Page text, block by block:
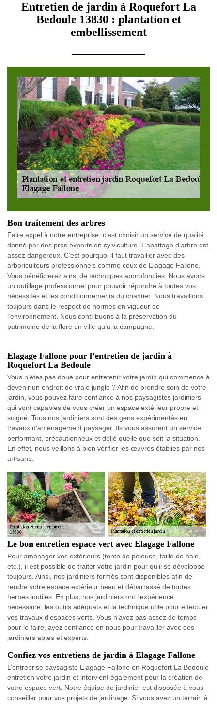
Entretien de jardin à Roquefort La
Bedoule 13830 : plantation et
embellissement
Bon traitement des arbres
Faire appel à notre entreprise, c’est choisir un service de qualité
donné par des pros experts en sylviculture. L’abattage d’arbre est
assez dangereux. C’est pourquoi il faut travailler avec des
arboriculteurs professionnels comme ceux de Elagage Fallone.
Vous bénéficierez ainsi de techniques approfondies. Nous avons
un outillage professionnel pour pouvoir répondre à toutes vos
nécessités et les conditionnements du chantier. Nous travaillons
toujours dans le respect de normes en vigueur de
l’environnement. Nous contribuons à la préservation du
patrimoine de la flore en ville qu’à la campagne.
Elagage Fallone pour l’entretien de jardin à
Roquefort La Bedoule
Vous n'êtes pas doué pour entretenir votre jardin qui commence à
devenir un endroit de vraie jungle ? Afin de prendre soin de votre
jardin, vous pouvez faire confiance à nos paysagistes jardiniers
qui sont capables de vous créer un espace extérieur propre et
soigné. Tous nos jardiniers sont des gens expérimentés en
travaux d'aménagement paysager. Ils vous assurent un service
performant, précautionneux et délié quelle que soit la situation.
En effet, nous veillons à bien vérifier les œuvres établies par nos
artisans.
Le bon entretien espace vert avec Elagage Fallone
Pour aménager vos extérieurs (tonte de pelouse, taille de haie,
etc.), il est possible de traiter votre jardin pour qu'il se développe
toujours. Ainsi, nos jardiniers formés sont disponibles afin de
rendre votre espace extérieur beau et débarrassé de toutes
herbes inutiles. En plus, nos jardiniers ont l'expérience
nécessaire, les outils adéquats et la technique utile pour effectuer
vos travaux d'espaces verts. Vous n’avez pas assez de temps
pour le faire, ayez confiance en nous pour travailler avec des
jardiniers aptes et experts.
Confiez vos entretiens de jardin à Elagage Fallone
L’entreprise paysagiste Elagage Fallone en Roquefort La Bedoule
entretien votre jardin et intervient également pour la création de
votre espace vert. Notre équipe de jardinier est disposée à vous
conseiller pour vos projets de jardinage. Si vous avez un terrain à